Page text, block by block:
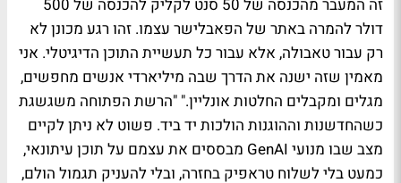
זה המעבר מהכנסה של 50 סנט לקליק להכנסה של 500
דולר להמרה באתר של הפאבלישר עצמו. זהו רגע מכונן לא
רק עבור טאבולה, אלא עבור כל תעשיית התוכן הדיגיטלי. אני
מאמין שזה ישנה את הדרך שבה מיליארדי אנשים מחפשים,
מגלים ומקבלים החלטות אונליין." "הרשת הפתוחה משגשגת
כשהחדשנות וההוגנות הולכות יד ביד. פשוט לא ניתן לקיים
מצב שבו מנועי GenAI מבססים את עצמם על תוכן עיתונאי,
כמעט בלי לשלוח טראפיק בחזרה, ובלי להעניק תגמול הולם,